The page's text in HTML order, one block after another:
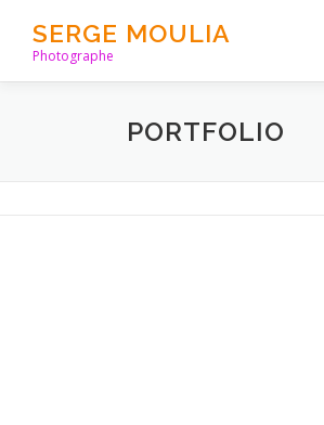
contenu
SERGE MOULIA
Photographe
PORTFOLIO